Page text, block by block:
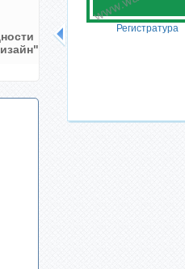
Регистратура